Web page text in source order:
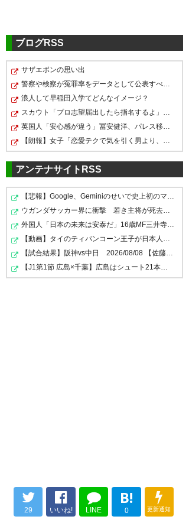
ブログRSS
サザエボンの思い出
浪人して早稲田入学てどんなイメージ？
アンテナサイトRSS
29 いいね! LINE
B!
0 更新通知